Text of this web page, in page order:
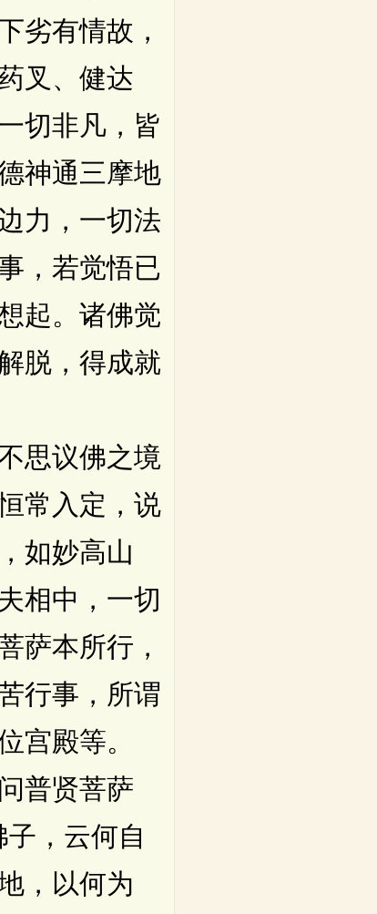
劣有情故，
叉、健达
切非凡，皆
神通三摩地
力，一切法
，若觉悟已
起。诸佛觉
脱，得成就
思议佛之境
常入定，说
如妙高山
相中，一切
萨本所行，
行事，所谓
宫殿等。
普贤菩萨
，云何自
，以何为